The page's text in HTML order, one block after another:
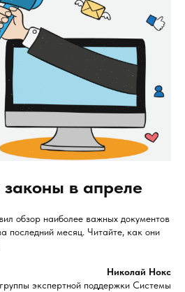
в апреле
обзор наиболее важных документов
последний месяц. Читайте, как они
Николай Нокс
экспертной поддержки Системы